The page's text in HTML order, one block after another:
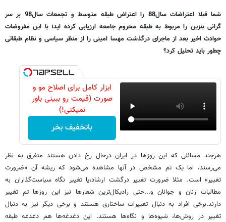
شما قبلا اعتراضات سال88 را اعتراض طبقه متوسط و تجمعات سال98 بر سر
گرانی بنزین را مربوط به طبقه محروم جامعه ارزیابی کرده اید؛ با این مفروضات
حوادث اخیر بعد از ماجرای درگذشت مهسا امینی را از منظر سیاسی و نظام طبقاتی
چطور باید تحلیل کرد؟
ابزار کامل برای اصلاح مو و
صورت (قیمت رو ببینی باور
نمیکنی!)
باتخفیف بخر
هرچند مسائلی که این روزها در ایران درحال رخ دادن هستند متفرق به نظر
می‌رسند، اما یک تم مشخص در آنها مشاهده می‌شود که ریشه آن «ضرورت
تغییر» است. مثلا ضرورت تغییر درگشت ارشاد،یا تغییر نگاه سیاست‌گذاران به
مطالبات زنان و جوانان و...حتی رادیکال‌ترین شعارها نیز این روزها تم تغییر
دارند.برخی افراد به دنبال تغییرات ساختاری هستند و برخی دیگر نیز به دنبال
تغییر در روش‌ها، شیوه‌ها و نگاه‌ها هستند. این دغدغه‌ها هم دغدغه طبقه